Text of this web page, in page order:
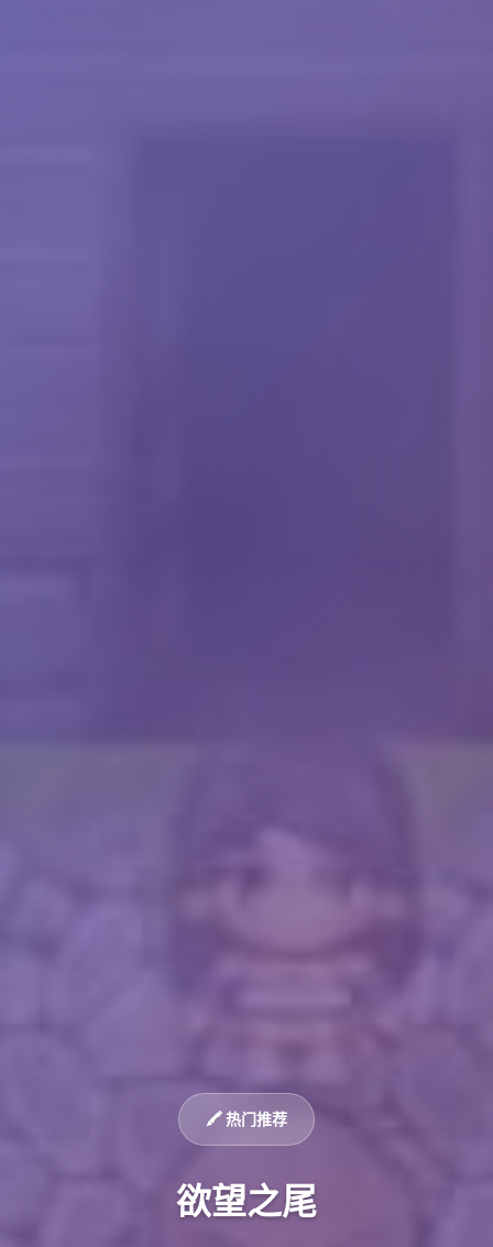
🖍️ 热门推荐
欲望之尾